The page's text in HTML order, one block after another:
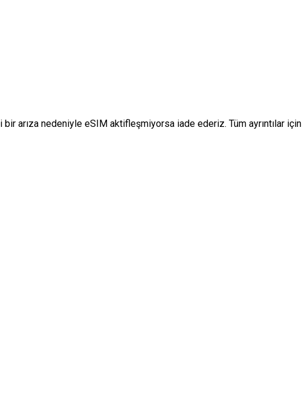
arıza nedeniyle eSIM aktifleşmiyorsa iade ederiz. Tüm ayrıntılar için